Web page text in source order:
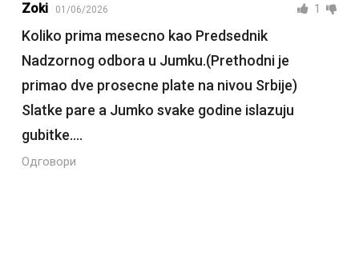
Zoki 01/06/2026 1
Koliko prima mesecno kao Predsednik
Nadzornog odbora u Jumku.(Prethodni je
primao dve prosecne plate na nivou Srbije)
Slatke pare a Jumko svake godine islazuju
gubitke….
Одговори